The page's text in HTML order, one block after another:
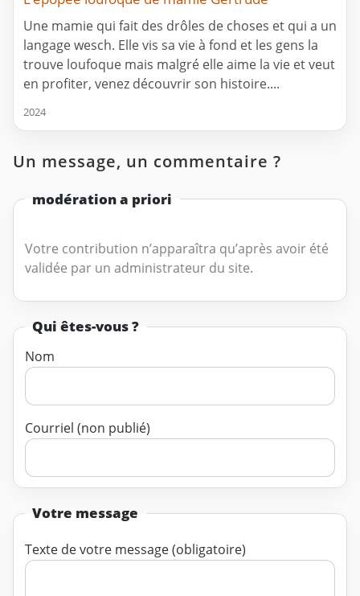
Une mamie qui fait des drôles de choses et qui a un
langage wesch. Elle vis sa vie à fond et les gens la
trouve loufoque mais malgré elle aime la vie et veut
en profiter, venez découvrir son histoire....
2024
Un message, un commentaire ?
modération a priori
Votre contribution n’apparaîtra qu’après avoir été
validée par un administrateur du site.
Qui êtes-vous ?
Nom
Courriel (non publié)
Votre message
Texte de votre message (obligatoire)